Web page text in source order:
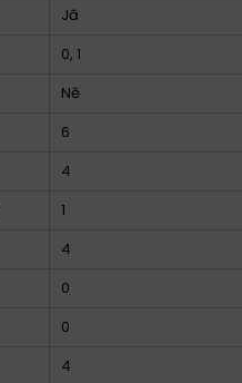
Jā
0, 1
Nē
6
4
1
4
0
0
4